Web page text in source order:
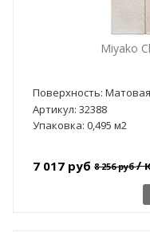
Miyako
Поверхность: Матовая
Артикул: 32388
Упаковка: 0,495 м2
7 017 руб 8 256 руб/